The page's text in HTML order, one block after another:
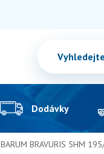
Dodávky
BARUM BRAVURIS 5HM